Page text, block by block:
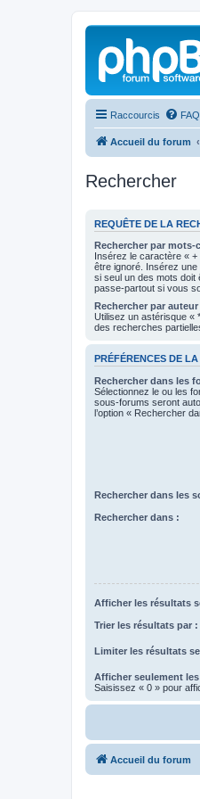
Raccourcis FAQ
Accueil du forum
Rechercher
REQUÊTE DE LA
Rechercher par mots-
Insérez le caractère «
être ignoré. Insérez
si seul un des mots doit
passe-partout si vous
Rechercher par auteur
Utilisez un astérisque «
des recherches
PRÉFÉRENCES DE
Rechercher dans les
Sélectionnez le ou les
sous-forums seront
l’option « Rechercher
Rechercher dans les
Rechercher dans :
Afficher les résultats
Trier les résultats par :
Limiter les résultats
Afficher seulement
Saisissez « 0 » pour
Accueil du forum